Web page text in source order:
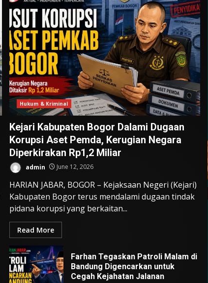
Hukum & Kriminal
Kejari Kabupaten Bogor Dalami Dugaan
Korupsi Aset Pemda, Kerugian Negara
Diperkirakan Rp1,2 Miliar
admin June 12, 2026
HARIAN JABAR, BOGOR – Kejaksaan Negeri (Kejari)
Kabupaten Bogor terus mendalami dugaan tindak
pidana korupsi yang berkaitan...
Read More
Farhan Tegaskan Patroli Malam di
Bandung Digencarkan untuk
Cegah Kejahatan Jalanan